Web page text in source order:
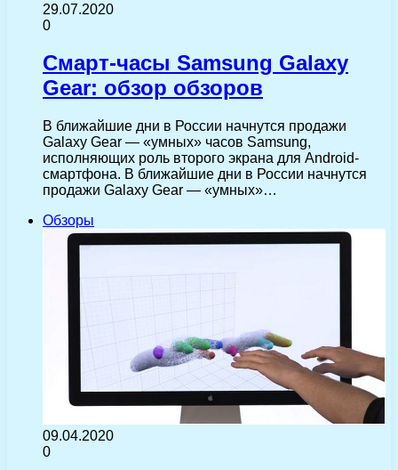
29.07.2020
0
Смарт-часы Samsung Galaxy
Gear: обзор обзоров
В ближайшие дни в России начнутся продажи
Galaxy Gear — «умных» часов Samsung,
исполняющих роль второго экрана для Android-
смартфона. В ближайшие дни в России начнутся
продажи Galaxy Gear — «умных»…
Обзоры
09.04.2020
0